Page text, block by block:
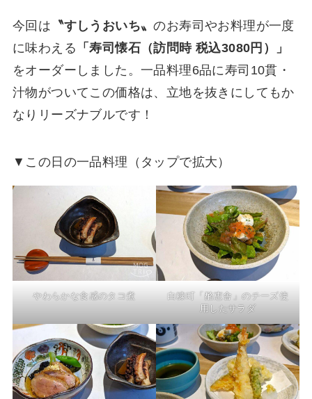
今回は 〝すしうおいち〟のお寿司やお料理が一度
に味わえる 「寿司懐石（訪問時 税込3080円）」
をオーダーしました。一品料理6品に寿司10貫・
汁物がついてこの価格は、立地を抜きにしてもか
なりリーズナブルです！
▼この日の一品料理（タップで拡大）
やわらかな食感のタコ煮
白糠町「酪恵舎」のチーズ使
用したサラダ